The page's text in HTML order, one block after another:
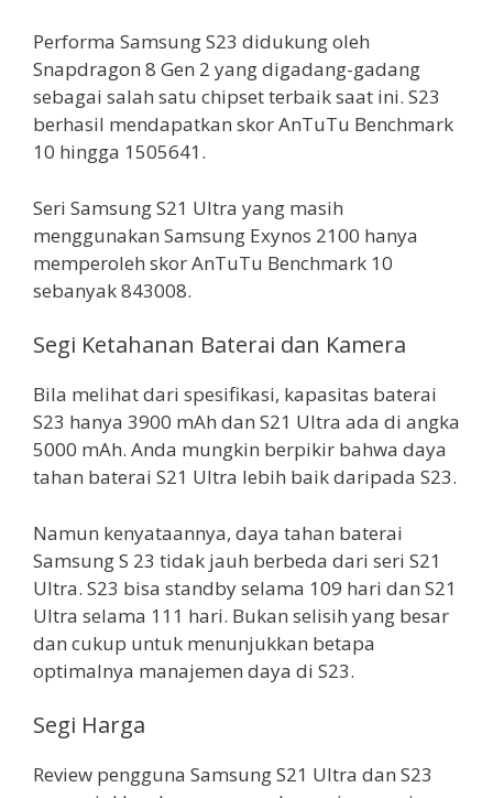
Performa Samsung S23 didukung oleh
Snapdragon 8 Gen 2 yang digadang-gadang
sebagai salah satu chipset terbaik saat ini. S23
berhasil mendapatkan skor AnTuTu Benchmark
10 hingga 1505641.
Seri Samsung S21 Ultra yang masih
menggunakan Samsung Exynos 2100 hanya
memperoleh skor AnTuTu Benchmark 10
sebanyak 843008.
Segi Ketahanan Baterai dan Kamera
Bila melihat dari spesifikasi, kapasitas baterai
S23 hanya 3900 mAh dan S21 Ultra ada di angka
5000 mAh. Anda mungkin berpikir bahwa daya
tahan baterai S21 Ultra lebih baik daripada S23.
Namun kenyataannya, daya tahan baterai
Samsung S 23 tidak jauh berbeda dari seri S21
Ultra. S23 bisa standby selama 109 hari dan S21
Ultra selama 111 hari. Bukan selisih yang besar
dan cukup untuk menunjukkan betapa
optimalnya manajemen daya di S23.
Segi Harga
Review pengguna Samsung S21 Ultra dan S23